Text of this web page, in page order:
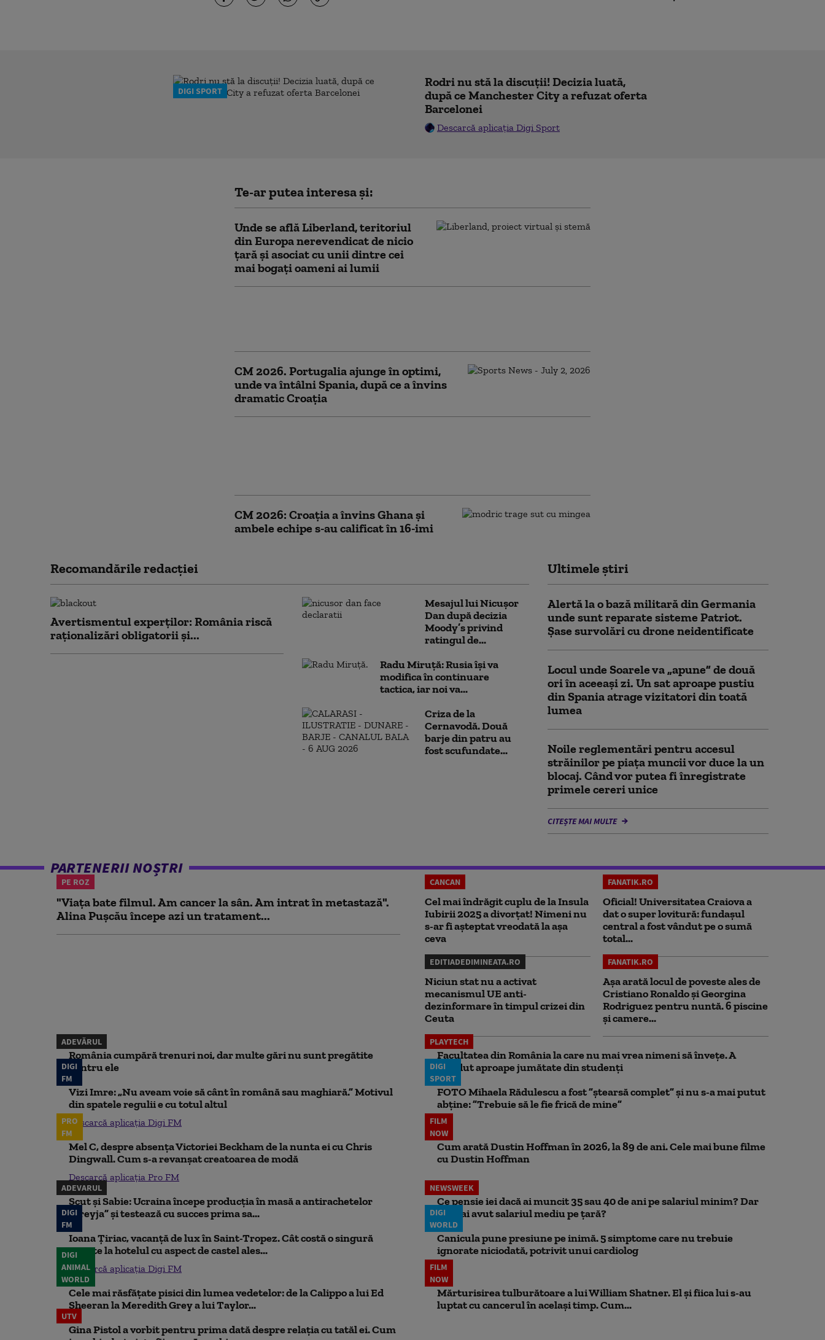
DIGI SPORT
Rodri nu stă la discuții! Decizia luată,
după ce Manchester City a refuzat oferta
Barcelonei
Descarcă aplicația Digi Sport
Te-ar putea interesa și:
Unde se află Liberland, teritoriul
din Europa nerevendicat de nicio
țară și asociat cu unii dintre cei
mai bogați oameni ai lumii
CM 2026. Portugalia ajunge în optimi,
unde va întâlni Spania, după ce a învins
dramatic Croația
CM 2026: Croaţia a învins Ghana și
ambele echipe s-au calificat în 16-imi
Recomandările redacţiei
Avertismentul experților: România riscă
raționalizări obligatorii și...
Mesajul lui Nicușor
Dan după decizia
Moody’s privind
ratingul de...
Radu Miruță: Rusia își va
modifica în continuare
tactica, iar noi va...
Criza de la
Cernavodă. Două
barje din patru au
fost scufundate...
Ultimele știri
Alertă la o bază militară din Germania
unde sunt reparate sisteme Patriot.
Șase survolări cu drone neidentificate
Locul unde Soarele va „apune” de două
ori în aceeași zi. Un sat aproape pustiu
din Spania atrage vizitatori din toată
lumea
Noile reglementări pentru accesul
străinilor pe piaţa muncii vor duce la un
blocaj. Când vor putea fi înregistrate
primele cereri unice
CITEȘTE MAI MULTE
PARTENERII NOȘTRI
PE ROZ
"Viața bate filmul. Am cancer la sân. Am intrat în metastază".
Alina Pușcău începe azi un tratament...
CANCAN
Cel mai îndrăgit cuplu de la Insula
Iubirii 2025 a divorțat! Nimeni nu
s-ar fi așteptat vreodată la așa
ceva
FANATIK.RO
Oficial! Universitatea Craiova a
dat o super lovitură: fundaşul
central a fost vândut pe o sumă
total...
EDITIADEDIMINEATA.RO
Niciun stat nu a activat
mecanismul UE anti-
dezinformare în timpul crizei din
Ceuta
FANATIK.RO
Așa arată locul de poveste ales de
Cristiano Ronaldo și Georgina
Rodriguez pentru nuntă. 6 piscine
și camere...
ADEVĂRUL
România cumpără trenuri noi, dar multe gări nu sunt pregătite
pentru ele
PLAYTECH
Facultatea din România la care nu mai vrea nimeni să înveţe. A
pierdut aproape jumătate din studenţi
DIGI
FM
Vizi Imre: „Nu aveam voie să cânt în română sau maghiară.” Motivul
din spatele regulii e cu totul altul
Descarcă aplicația Digi FM
DIGI
SPORT
FOTO Mihaela Rădulescu a fost ”ștearsă complet” și nu s-a mai putut
abține: ”Trebuie să le fie frică de mine”
PRO
FM
Mel C, despre absența Victoriei Beckham de la nunta ei cu Chris
Dingwall. Cum s-a revanșat creatoarea de modă
Descarcă aplicația Pro FM
FILM
NOW
Cum arată Dustin Hoffman în 2026, la 89 de ani. Cele mai bune filme
cu Dustin Hoffman
ADEVARUL
Scut și Sabie: Ucraina începe producția în masă a antirachetelor
„Freyja” și testează cu succes prima sa...
NEWSWEEK
Ce pensie iei dacă ai muncit 35 sau 40 de ani pe salariul minim? Dar
dacă ai avut salariul mediu pe țară?
DIGI
FM
Ioana Țiriac, vacanță de lux în Saint-Tropez. Cât costă o singură
noapte la hotelul cu aspect de castel ales...
Descarcă aplicația Digi FM
DIGI
WORLD
Canicula pune presiune pe inimă. 5 simptome care nu trebuie
ignorate niciodată, potrivit unui cardiolog
DIGI
ANIMAL
WORLD
Cele mai răsfățate pisici din lumea vedetelor: de la Calippo a lui Ed
Sheeran la Meredith Grey a lui Taylor...
FILM
NOW
Mărturisirea tulburătoare a lui William Shatner. El și fiica lui s-au
luptat cu cancerul în același timp. Cum...
UTV
Gina Pistol a vorbit pentru prima dată despre relația cu tatăl ei. Cum